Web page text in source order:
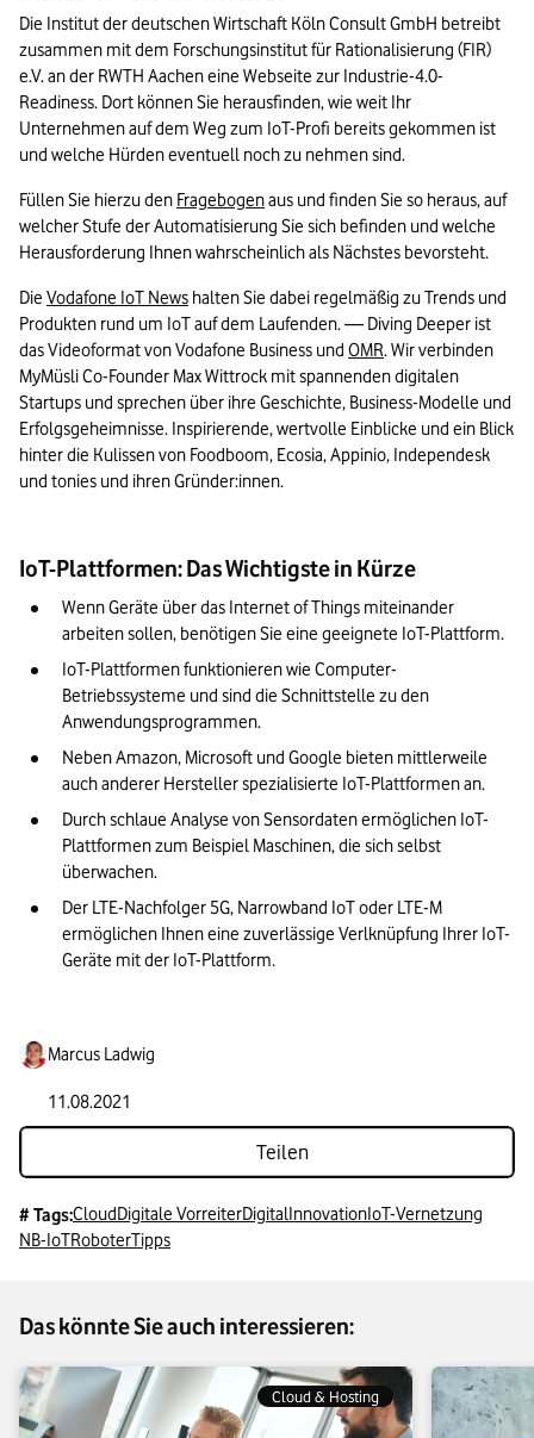
Die Institut der deutschen Wirtschaft Köln Consult GmbH betreibt
zusammen mit dem Forschungsinstitut für Rationalisierung (FIR)
e.V. an der RWTH Aachen eine Webseite zur Industrie-4.0-
Readiness. Dort können Sie herausfinden, wie weit Ihr
Unternehmen auf dem Weg zum IoT-Profi bereits gekommen ist
und welche Hürden eventuell noch zu nehmen sind.
Füllen Sie hierzu den Fragebogen aus und finden Sie so heraus, auf
welcher Stufe der Automatisierung Sie sich befinden und welche
Herausforderung Ihnen wahrscheinlich als Nächstes bevorsteht.
Die Vodafone IoT News halten Sie dabei regelmäßig zu Trends und
Produkten rund um IoT auf dem Laufenden. — Diving Deeper ist
das Videoformat von Vodafone Business und OMR. Wir verbinden
MyMüsli Co-Founder Max Wittrock mit spannenden digitalen
Startups und sprechen über ihre Geschichte, Business-Modelle und
Erfolgsgeheimnisse. Inspirierende, wertvolle Einblicke und ein Blick
hinter die Kulissen von Foodboom, Ecosia, Appinio, Independesk
und tonies und ihren Gründer:innen.
IoT-Plattformen: Das Wichtigste in Kürze
Wenn Geräte über das Internet of Things miteinander
arbeiten sollen, benötigen Sie eine geeignete IoT-Plattform.
IoT-Plattformen funktionieren wie Computer-
Betriebssysteme und sind die Schnittstelle zu den
Anwendungsprogrammen.
Neben Amazon, Microsoft und Google bieten mittlerweile
auch anderer Hersteller spezialisierte IoT-Plattformen an.
Durch schlaue Analyse von Sensordaten ermöglichen IoT-
Plattformen zum Beispiel Maschinen, die sich selbst
überwachen.
Der LTE-Nachfolger 5G, Narrowband IoT oder LTE-M
ermöglichen Ihnen eine zuverlässige Verlknüpfung Ihrer IoT-
Geräte mit der IoT-Plattform.
Marcus Ladwig
11.08.2021
Teilen
# Tags:CloudDigitale VorreiterDigitalInnovationIoT-Vernetzung
NB-IoTRoboterTipps
Das könnte Sie auch interessieren:
Cloud & Hosting